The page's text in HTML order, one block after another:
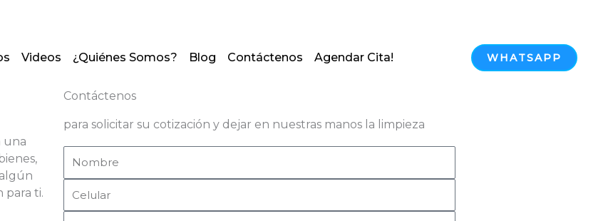
Videos ¿Quiénes Somos? Blog Contáctenos Agendar Cita! WHATSAPP
una
algún
para ti.
Contáctenos
para solicitar su cotización y dejar en nuestras manos la limpieza